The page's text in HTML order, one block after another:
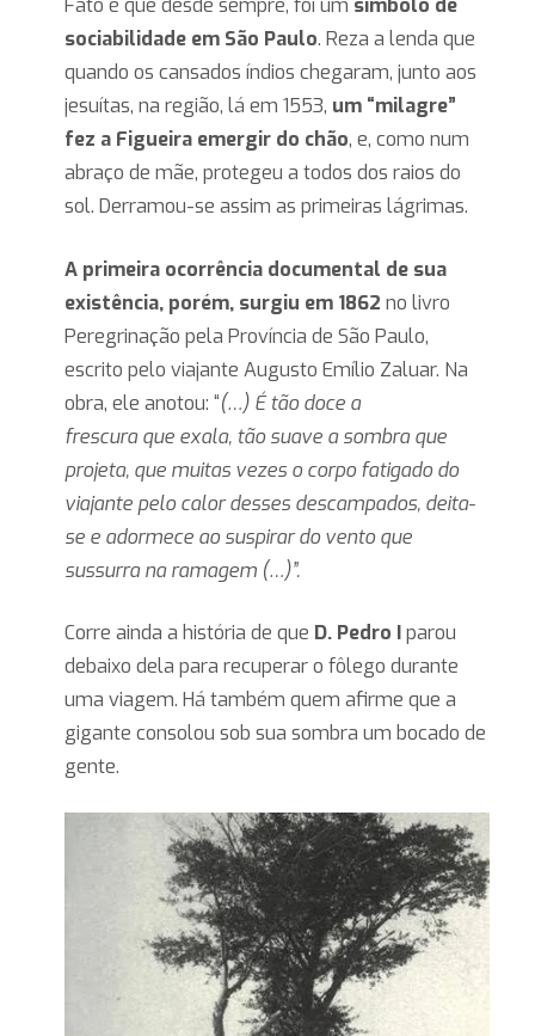
Fato é que desde sempre, foi um símbolo de
sociabilidade em São Paulo. Reza a lenda que
quando os cansados índios chegaram, junto aos
jesuítas, na região, lá em 1553, um “milagre”
fez a Figueira emergir do chão, e, como num
abraço de mãe, protegeu a todos dos raios do
sol. Derramou-se assim as primeiras lágrimas.
A primeira ocorrência documental de sua
existência, porém, surgiu em 1862 no livro
Peregrinação pela Província de São Paulo,
escrito pelo viajante Augusto Emílio Zaluar. Na
obra, ele anotou: “(…) É tão doce a
frescura que exala, tão suave a sombra que
projeta, que muitas vezes o corpo fatigado do
viajante pelo calor desses descampados, deita-
se e adormece ao suspirar do vento que
sussurra na ramagem (…)”.
Corre ainda a história de que D. Pedro Iparou
debaixo dela para recuperar o fôlego durante
uma viagem. Há também quem afirme que a
gigante consolou sob sua sombra um bocado de
gente.